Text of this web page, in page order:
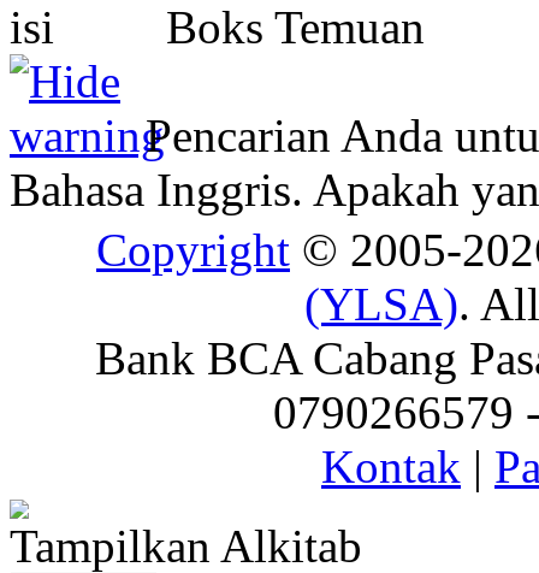
Boks Temuan
Pencarian Anda
Bahasa Inggris. Apakah
Copyright © 2005-
(YLSA).
Bank BCA Cabang
0790266579
Kontak |
Tampilkan Alkitab